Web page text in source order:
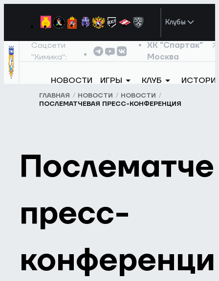
Клубы
Соцсети
"Химика":
ХК "Спартак"
Москва
НОВОСТИ ИГРЫ КЛУБ
ГЛАВНАЯ НОВОСТИ
НОВОСТИ
ПОСЛЕМАТЧЕВАЯ ПРЕСС-КОНФЕРЕНЦИЯ
пресс-